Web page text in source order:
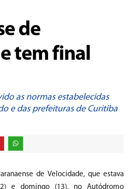
de
tem final
as normas estabelecidas
e das prefeituras de Curitiba
de Velocidade, que estava
e domingo (13), no Autódromo